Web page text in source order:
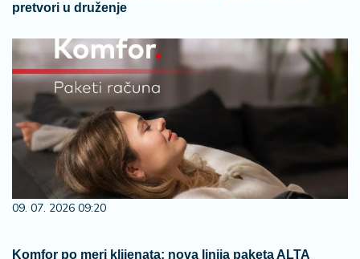
pretvori u druženje
09. 07. 2026 09:20
Komfor po meri klijenata: nova linija paketa ALTA